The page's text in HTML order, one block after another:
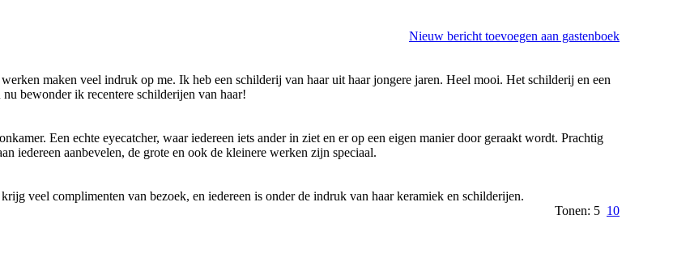
Nieuw bericht toevoegen aan gastenboek
maken veel indruk op me. Ik heb een schilderij van haar uit haar jongere jaren. Heel mooi. Het schilderij en een
bewonder ik recentere schilderijen van haar!
Een echte eyecatcher, waar iedereen iets ander in ziet en er op een eigen manier door geraakt wordt. Prachtig
iedereen aanbevelen, de grote en ook de kleinere werken zijn speciaal.
veel complimenten van bezoek, en iedereen is onder de indruk van haar keramiek en schilderijen.
Tonen: 5 10